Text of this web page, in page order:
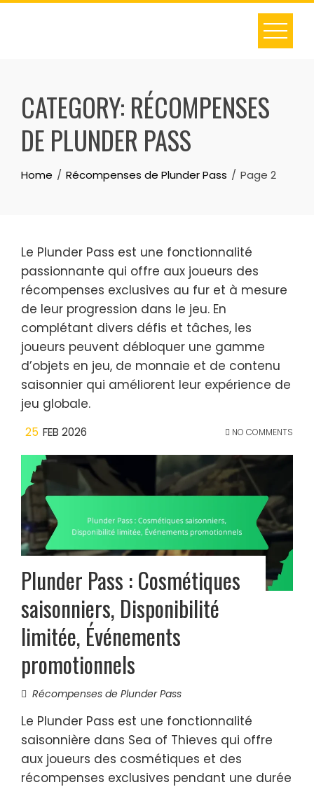
Skip
CATEGORY: RÉCOMPENSES
DE PLUNDER PASS
Home Récompenses de Plunder Pass Page 2
Le Plunder Pass est une fonctionnalité
passionnante qui offre aux joueurs des
récompenses exclusives au fur et à mesure
de leur progression dans le jeu. En
complétant divers défis et tâches, les
joueurs peuvent débloquer une gamme
d’objets en jeu, de monnaie et de contenu
saisonnier qui améliorent leur expérience de
jeu globale.
25 FEB 2026 NO COMMENTS
Plunder Pass : Cosmétiques
saisonniers, Disponibilité
limitée, Événements
promotionnels
Récompenses de Plunder Pass
Le Plunder Pass est une fonctionnalité
saisonnière dans Sea of Thieves qui offre
aux joueurs des cosmétiques et des
récompenses exclusives pendant une durée